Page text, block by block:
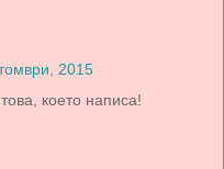
2015
което написа!